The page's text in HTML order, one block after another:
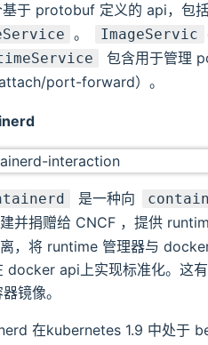
基于 protobuf 定义的 api，包括
。 ImageServic
包含用于管理
port-forward）。
是一种向
并捐赠给 CNCF ，提供
，将 runtime 管理器与
docker api上实现标准化。这
镜像。
在kubernetes 1.9 中处于